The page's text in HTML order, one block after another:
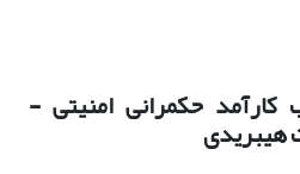
حکمرانی امنیتی -
هیبریدی